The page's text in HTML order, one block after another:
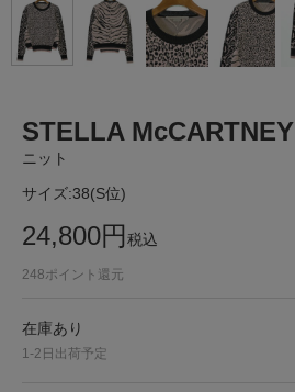
STELLA McCARTNEY
ニット
サイズ:38(S位)
24,800円税込
248ポイント還元
在庫あり
1-2日出荷予定